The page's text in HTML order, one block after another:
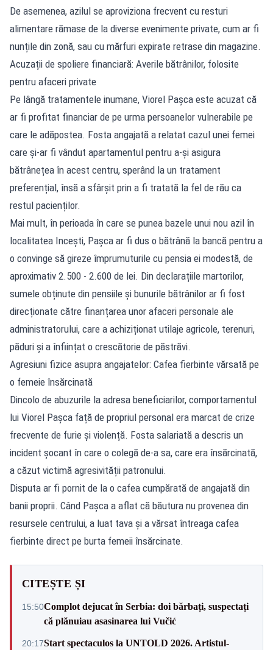
De asemenea, azilul se aproviziona frecvent cu resturi
alimentare rămase de la diverse evenimente private, cum ar fi
nunțile din zonă, sau cu mărfuri expirate retrase din magazine.
Acuzații de spoliere financiară: Averile bătrânilor, folosite
pentru afaceri private
Pe lângă tratamentele inumane, Viorel Pașca este acuzat că
ar fi profitat financiar de pe urma persoanelor vulnerabile pe
care le adăpostea. Fosta angajată a relatat cazul unei femei
care și-ar fi vândut apartamentul pentru a-și asigura
bătrânețea în acest centru, sperând la un tratament
preferențial, însă a sfârșit prin a fi tratată la fel de rău ca
restul pacienților.
Mai mult, în perioada în care se punea bazele unui nou azil în
localitatea Incești, Pașca ar fi dus o bătrână la bancă pentru a
o convinge să gireze împrumuturile cu pensia ei modestă, de
aproximativ 2.500 - 2.600 de lei. Din declarațiile martorilor,
sumele obținute din pensiile și bunurile bătrânilor ar fi fost
direcționate către finanțarea unor afaceri personale ale
administratorului, care a achiziționat utilaje agricole, terenuri,
păduri și a înființat o crescătorie de păstrăvi.
Agresiuni fizice asupra angajatelor: Cafea fierbinte vărsată pe
o femeie însărcinată
Dincolo de abuzurile la adresa beneficiarilor, comportamentul
lui Viorel Pașca față de propriul personal era marcat de crize
frecvente de furie și violență. Fosta salariată a descris un
incident șocant în care o colegă de-a sa, care era însărcinată,
a căzut victimă agresivității patronului.
Disputa ar fi pornit de la o cafea cumpărată de angajată din
banii proprii. Când Pașca a aflat că băutura nu provenea din
resursele centrului, a luat tava și a vărsat întreaga cafea
fierbinte direct pe burta femeii însărcinate.
CITEȘTE ȘI
15:50Complot dejucat în Serbia: doi bărbați, suspectați
că plănuiau asasinarea lui Vučić
20:17Start spectaculos la UNTOLD 2026. Artistul-